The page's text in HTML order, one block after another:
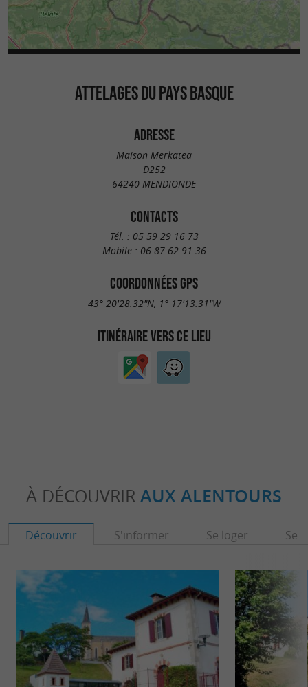
ATTELAGES DU PAYS BASQUE
ADRESSE
Maison Merkatea
D252
64240 MENDIONDE
CONTACTS
Tél. : 05 59 29 16 73
Mobile : 06 87 62 91 36
COORDONNÉES GPS
43° 20'28.32"N, 1° 17'13.31"W
ITINÉRAIRE VERS CE LIEU
À DÉCOUVRIR AUX ALENTOURS
Découvrir S'informer Se loger Se